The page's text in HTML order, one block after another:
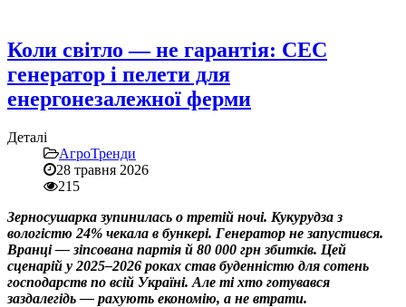
Коли світло — не гарантія: СЕС
генератор і пелети для
енергонезалежної ферми
Деталі
АгроТренди
28 травня 2026
215
Зерносушарка зупинилась о третій ночі. Кукурудза з
вологістю 24% чекала в бункері. Генератор не запустився.
Вранці — зіпсована партія й 80 000 грн збитків. Цей
сценарій у 2025–2026 роках став буденністю для сотень
господарств по всій Україні. Але ті хто готувався
заздалегідь — рахують економію, а не втрати.